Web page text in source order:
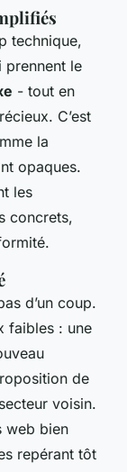
technique,
prennent le
- tout en
C’est
la
opaques.
les
concrets,
d’un coup.
faibles : une
de
voisin.
web bien
repérant tôt